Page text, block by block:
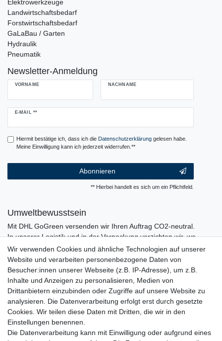
Elektrowerkzeuge
Landwirtschaftsbedarf
Forstwirtschaftsbedarf
GaLaBau / Garten
Hydraulik
Pneumatik
Newsletter-Anmeldung
VORNAME NACHNAME
E-MAIL **
Newsletter
Hiermit bestätige ich, dass ich die Daten­schutz­erklärunggelesen habe.
Meine Einwilligung kann ich jederzeit widerrufen.**
Abonnieren
** Hierbei handelt es sich um ein Pflichtfeld.
Umweltbewusstsein
Mit DHL GoGreen versenden wir Ihren Auftrag CO2-neutral.
In unserer Logistik und in der Verpackung verzichten wir, wo
immer es möglich ist, auf den Einsatz von Kunststoffen und
Plastik.
Wir verwenden Cookies und ähnliche Technologien auf unserer
Website und verarbeiten personenbezogene Daten von
Besucher:innen unserer Webseite (z.B. IP-Adresse), um z.B.
Inhalte und Anzeigen zu personalisieren, Medien von
Drittanbietern einzubinden oder Zugriffe auf unsere Website zu
analysieren. Die Datenverarbeitung erfolgt erst durch gesetzte
Cookies. Wir teilen diese Daten mit Dritten, die wir in den
Einstellungen benennen.
Die Datenverarbeitung kann mit Einwilligung oder aufgrund eines